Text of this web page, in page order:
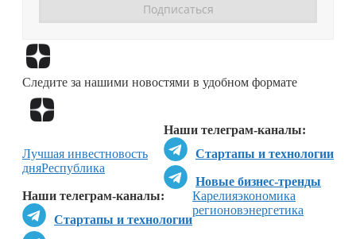
Следите за нашими новостями в удобном формате
Наши телеграм-каналы:
Стартапы и технологии
Новые бизнес-тренды
Наши телеграм-каналы:
Стартапы и технологии
Лучшая инвестновость
дняРеспублика
Карелияэкономика
регионовэнергетика